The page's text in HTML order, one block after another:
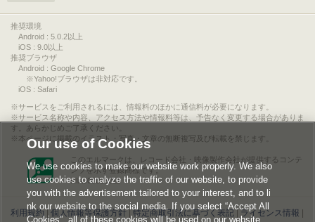
推奨環境
Android : 5.0.2以上
iOS : 9.0以上
推奨ブラウザ
Android : Google Chrome
※Yahoo!ブラウザは非対応です。
iOS : Safari
サービスをご利用されるには、情報料のほかに通信料が必要になります。
サービス名称や内容、アクセス方法や情報料等は、予告なく変更する場合がありま
す。あらかじめご了承ください。
本ページに掲載のイラスト・写真・文章の無断複写及び転載を禁じます。
このエルマークは、レコード会社・映像製作会社が提供するコンテ
ンツを示す登録商標です。
RIAJ00013011
利用規約 個人情報等保護方針 特定商取引法に基づく表記 ライセンス情報
Our use of Cookies
We use cookies to make our website work properly. We also
use cookies to analyze the traffic of our website, to provide
you with the advertisement tailored to your interest, and to li
nk our website to the social media. If you select “Accept All
Cookies”, all of these cookies will be used on our website.